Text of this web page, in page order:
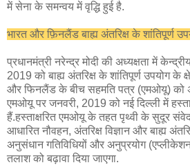
में सेना के समन्वय में वृद्धि हुई है.
भारत और फ़िनलैंड बाह्य अंतरिक्ष के शांतिपूर्ण
प्रधानमंत्री नरेन्‍द्र मोदी की अध्‍यक्षता में
2019 को बाह्य अंतरिक्ष के शांतिपूर्ण उपयोग के
और फिनलैंड के बीच सहमति पत्र (एमओयू) को
एमओयू पर जनवरी, 2019 को नई दिल्‍ली में
हैं.हस्‍ताक्षरित एमओयू के तहत पृथ्‍वी के सुदूर
आधारित नौवहन, अंतरिक्ष विज्ञान और बाह्य
अनुसंधान गतिविधियों और अनुप्रयोग
तलाश को बढ़ावा दिया जाएगा.